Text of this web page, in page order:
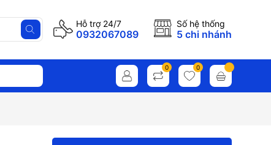
Hỗ trợ 24/7
0932067089
Số hệ thống
5 chi nhánh
0 0